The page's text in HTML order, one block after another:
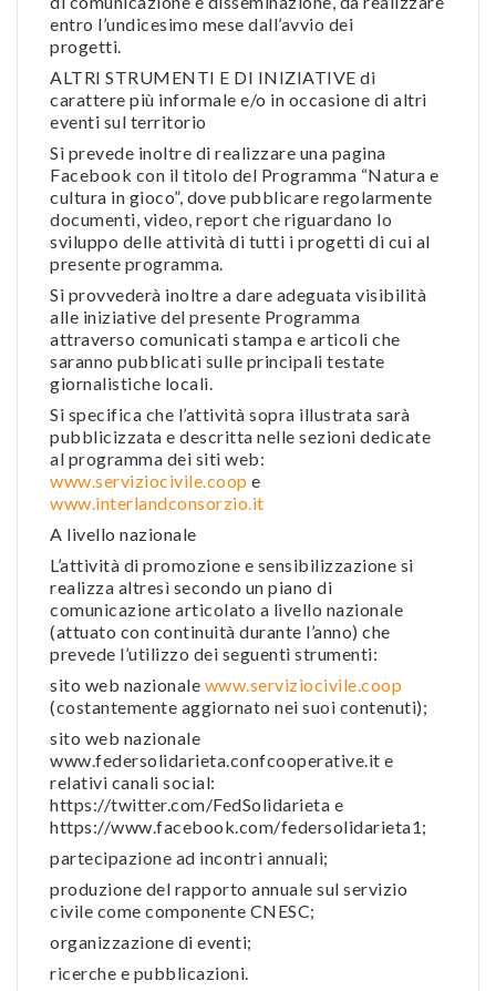
entro l’undicesimo mese dall’avvio dei
progetti.
ALTRI STRUMENTI E DI INIZIATIVE di
carattere più informale e/o in occasione di altri
eventi sul territorio
Si prevede inoltre di realizzare una pagina
Facebook con il titolo del Programma “Natura e
cultura in gioco”, dove pubblicare regolarmente
documenti, video, report che riguardano lo
sviluppo delle attività di tutti i progetti di cui al
presente programma.
Si provvederà inoltre a dare adeguata visibilità
alle iniziative del presente Programma
attraverso comunicati stampa e articoli che
saranno pubblicati sulle principali testate
giornalistiche locali.
Si specifica che l’attività sopra illustrata sarà
pubblicizzata e descritta nelle sezioni dedicate
al programma dei siti web:
www.serviziocivile.coop e
www.interlandconsorzio.it
A livello nazionale
L’attività di promozione e sensibilizzazione si
realizza altresì secondo un piano di
comunicazione articolato a livello nazionale
(attuato con continuità durante l’anno) che
prevede l’utilizzo dei seguenti strumenti:
sito web nazionale www.serviziocivile.coop
(costantemente aggiornato nei suoi contenuti);
sito web nazionale
www.federsolidarieta.confcooperative.it e
relativi canali social:
https://twitter.com/FedSolidarieta e
https://www.facebook.com/federsolidarieta1;
partecipazione ad incontri annuali;
produzione del rapporto annuale sul servizio
civile come componente CNESC;
organizzazione di eventi;
ricerche e pubblicazioni.